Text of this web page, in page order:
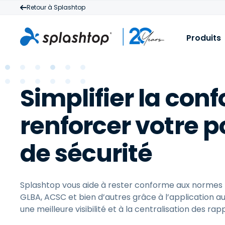
Retour à Splashtop
Produits
Simplifier la
renforcer votre
de sécurité
Splashtop vous aide à rester conforme aux normes
GLBA, ACSC et bien d’autres grâce à l’application
une meilleure visibilité et à la centralisation des